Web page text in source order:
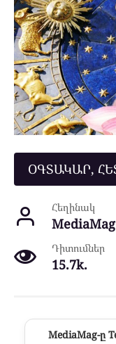
ՕԳՏԱԿԱՐ,
Հեղինակ
MediaMag
Դիտումներ
15.7k.
MediaMag-ը